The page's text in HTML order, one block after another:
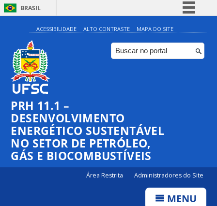
BRASIL
Simplifique!
Comunica BR
Participe
ACESSIBILIDADE ALTO CONTRASTE MAPA DO SITE
PRH 11.1 –
DESENVOLVIMENTO
ENERGÉTICO SUSTENTÁVEL
NO SETOR DE PETRÓLEO,
GÁS E BIOCOMBUSTÍVEIS
Área Restrita Administradores do Site
MENU